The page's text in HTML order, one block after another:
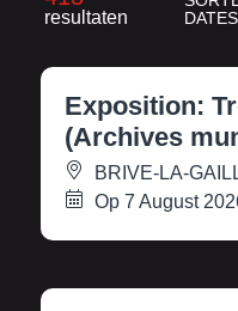
resultaten
DATES
Exposition:
(Archives
BRIVE-LA-
Op 7 August